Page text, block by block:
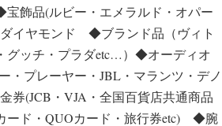
飾品(ルビー・エメラルド・オパー
イヤモンド ◆ブランド品（ヴィト
グッチ・プラダetc…）◆オーディオ
・プレーヤー・JBL・マランツ・デノ
(JCB・VJA・全国百貨店共通商品
ード・QUOカード・旅行券etc) ◆腕